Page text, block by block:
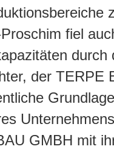
fiel
durch
der TERPE
GMBH mit